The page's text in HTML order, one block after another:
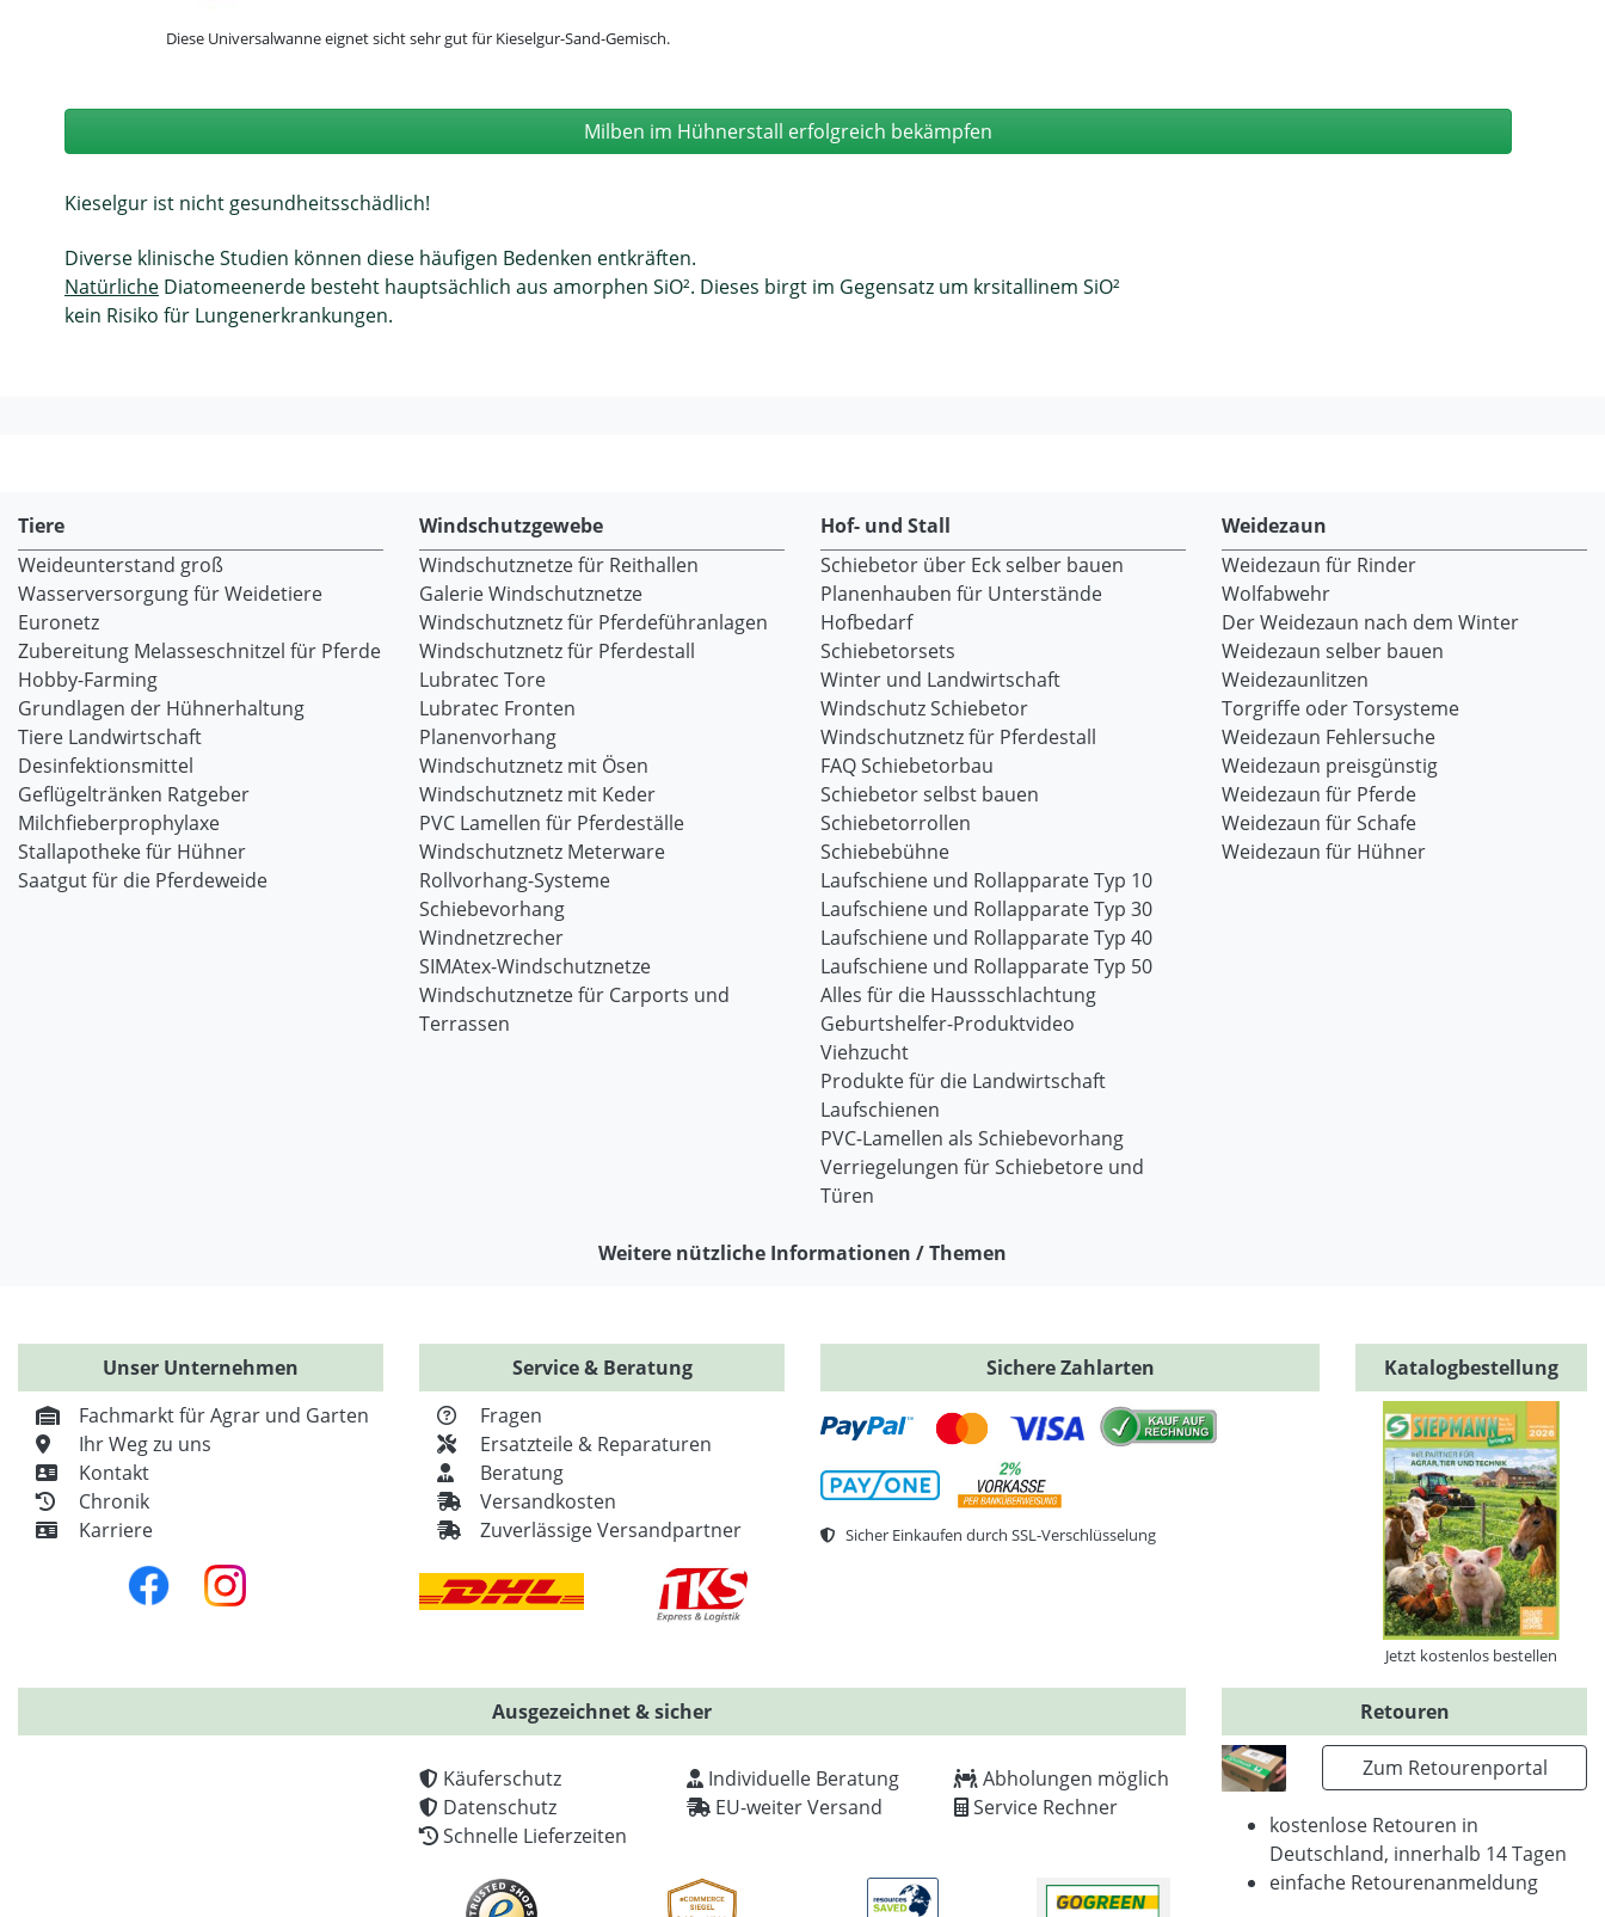
Diese Universalwanne eignet sicht sehr gut für Kieselgur-Sand-Gemisch.
Milben im Hühnerstall erfolgreich bekämpfen
Kieselgur ist nicht gesundheitsschädlich!
Diverse klinische Studien können diese häufigen Bedenken entkräften.
Natürliche Diatomeenerde besteht hauptsächlich aus amorphen SiO². Dieses birgt im Gegensatz um krsitallinem SiO²
kein Risiko für Lungenerkrankungen.
Tiere
Weideunterstand groß
Wasserversorgung für Weidetiere
Euronetz
Zubereitung Melasseschnitzel für Pferde
Hobby-Farming
Grundlagen der Hühnerhaltung
Tiere Landwirtschaft
Desinfektionsmittel
Geflügeltränken Ratgeber
Milchfieberprophylaxe
Stallapotheke für Hühner
Saatgut für die Pferdeweide
Windschutzgewebe
Windschutznetze für Reithallen
Galerie Windschutznetze
Windschutznetz für Pferdeführanlagen
Windschutznetz für Pferdestall
Lubratec Tore
Lubratec Fronten
Planenvorhang
Windschutznetz mit Ösen
Windschutznetz mit Keder
PVC Lamellen für Pferdeställe
Windschutznetz Meterware
Rollvorhang-Systeme
Schiebevorhang
Windnetzrecher
SIMAtex-Windschutznetze
Windschutznetze für Carports und
Terrassen
Hof- und Stall
Schiebetor über Eck selber bauen
Planenhauben für Unterstände
Hofbedarf
Schiebetorsets
Winter und Landwirtschaft
Windschutz Schiebetor
Windschutznetz für Pferdestall
FAQ Schiebetorbau
Schiebetor selbst bauen
Schiebetorrollen
Schiebebühne
Laufschiene und Rollapparate Typ 10
Laufschiene und Rollapparate Typ 30
Laufschiene und Rollapparate Typ 40
Laufschiene und Rollapparate Typ 50
Alles für die Haussschlachtung
Geburtshelfer-Produktvideo
Viehzucht
Produkte für die Landwirtschaft
Laufschienen
PVC-Lamellen als Schiebevorhang
Verriegelungen für Schiebetore und
Türen
Weidezaun
Weidezaun für Rinder
Wolfabwehr
Der Weidezaun nach dem Winter
Weidezaun selber bauen
Weidezaunlitzen
Torgriffe oder Torsysteme
Weidezaun Fehlersuche
Weidezaun preisgünstig
Weidezaun für Pferde
Weidezaun für Schafe
Weidezaun für Hühner
Weitere nützliche Informationen / Themen
Unser Unternehmen
Fachmarkt für Agrar und Garten
Ihr Weg zu uns
Kontakt
Chronik
Karriere
Service & Beratung
Fragen
Ersatzteile & Reparaturen
Beratung
Versandkosten
Zuverlässige Versandpartner
Sichere Zahlarten
Sicher Einkaufen durch SSL-Verschlüsselung
Katalogbestellung
Jetzt kostenlos bestellen
Ausgezeichnet & sicher
Käuferschutz
Datenschutz
Schnelle Lieferzeiten
Individuelle Beratung
EU-weiter Versand
Abholungen möglich
Service Rechner
Retouren
Zum Retourenportal
kostenlose Retouren in
Deutschland, innerhalb 14 Tagen
einfache Retourenanmeldung